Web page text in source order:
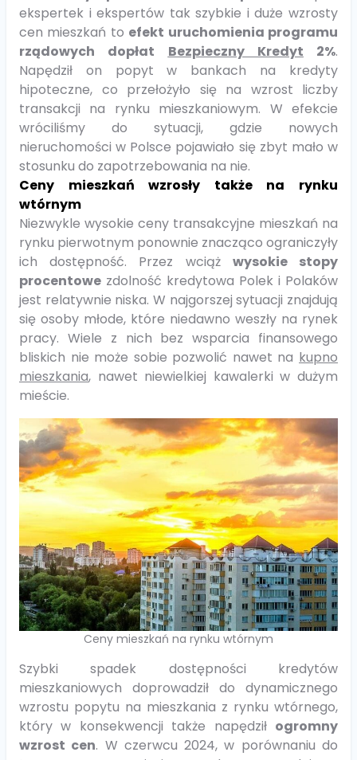
ekspertek i ekspertów tak szybkie i duże wzrosty
cen mieszkań to efekt uruchomienia programu
rządowych dopłat Bezpieczny Kredyt 2%.
Napędził on popyt w bankach na kredyty
hipoteczne, co przełożyło się na wzrost liczby
transakcji na rynku mieszkaniowym. W efekcie
wróciliśmy do sytuacji, gdzie nowych
nieruchomości w Polsce pojawiało się zbyt mało w
stosunku do zapotrzebowania na nie.
Ceny mieszkań wzrosły także na rynku
wtórnym
Niezwykle wysokie ceny transakcyjne mieszkań na
rynku pierwotnym ponownie znacząco ograniczyły
ich dostępność. Przez wciąż wysokie stopy
procentowe zdolność kredytowa Polek i Polaków
jest relatywnie niska. W najgorszej sytuacji znajdują
się osoby młode, które niedawno weszły na rynek
pracy. Wiele z nich bez wsparcia finansowego
bliskich nie może sobie pozwolić nawet na kupno
mieszkania, nawet niewielkiej kawalerki w dużym
mieście.
Ceny mieszkań na rynku wtórnym
Szybki spadek dostępności kredytów
mieszkaniowych doprowadził do dynamicznego
wzrostu popytu na mieszkania z rynku wtórnego,
który w konsekwencji także napędził ogromny
wzrost cen. W czerwcu 2024, w porównaniu do